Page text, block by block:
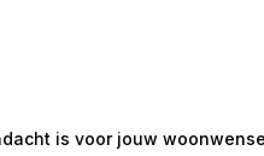
is voor jouw